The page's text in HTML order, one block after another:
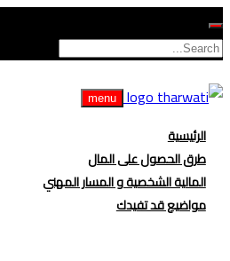
menu
الرئيسية
طرق الحصول على المال
المالية الشخصية و المسار المهني
مواضيع قد تفيدك